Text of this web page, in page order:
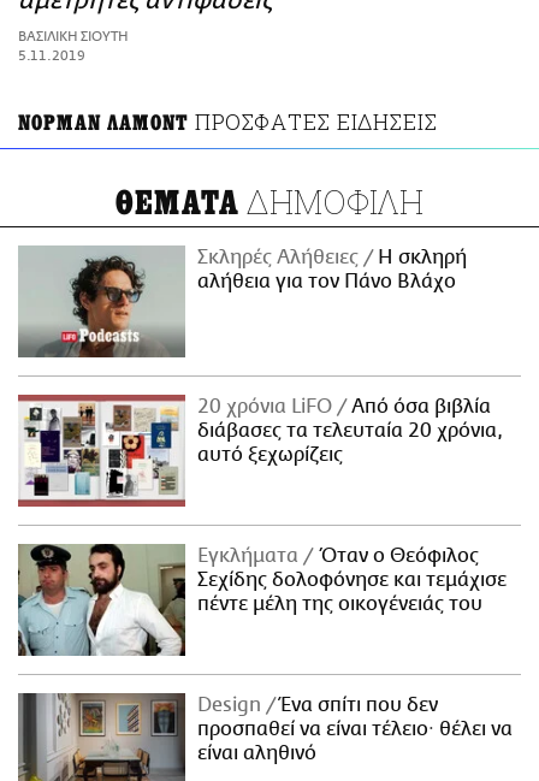
ΑΜΠΑ
PRINT
ΒΑΣΙΛΙΚΗ ΣΙΟΥΤΗ
5.11.2019
ΝΟΡΜΑΝ ΛΑΜΟΝΤ ΠΡΟΣΦΑΤΕΣ ΕΙΔΗΣΕΙΣ
ΘΕΜΑΤΑ ΔΗΜΟΦΙΛΗ
Σκληρές Αλήθειες
H σκληρή
αλήθεια για τον Πάνο Βλάχο
20 χρόνια LiFO
Από όσα βιβλία
διάβασες τα τελευταία 20 χρόνια,
αυτό ξεχωρίζεις
Εγκλήματα
Όταν ο Θεόφιλος
Σεχίδης δολοφόνησε και τεμάχισε
πέντε μέλη της οικογένειάς του
Design
Ένα σπίτι που δεν
προσπαθεί να είναι τέλειο· θέλει να
είναι αληθινό